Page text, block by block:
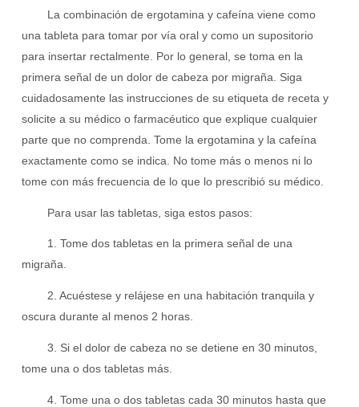
La combinación de ergotamina y cafeína viene como
una tableta para tomar por vía oral y como un supositorio
para insertar rectalmente. Por lo general, se toma en la
primera señal de un dolor de cabeza por migraña. Siga
cuidadosamente las instrucciones de su etiqueta de receta y
solicite a su médico o farmacéutico que explique cualquier
parte que no comprenda. Tome la ergotamina y la cafeína
exactamente como se indica. No tome más o menos ni lo
tome con más frecuencia de lo que lo prescribió su médico.
Para usar las tabletas, siga estos pasos:
1. Tome dos tabletas en la primera señal de una
migraña.
2. Acuéstese y relájese en una habitación tranquila y
oscura durante al menos 2 horas.
3. Si el dolor de cabeza no se detiene en 30 minutos,
tome una o dos tabletas más.
4. Tome una o dos tabletas cada 30 minutos hasta que